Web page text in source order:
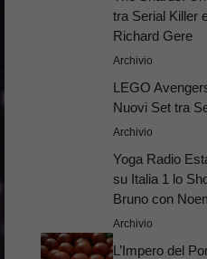
tra Serial Killer
Richard Gere
Archivio
LEGO
Nuovi Set tra
Archivio
Yoga Radio
su Italia 1 lo
Bruno con
Archivio
L’Impero del